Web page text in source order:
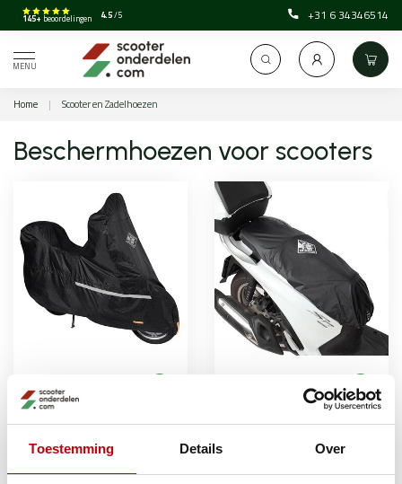
Toestemming Details Over
145+ beoordelingen 4.5/5 +31 6 34346514
MENU
Home | Scooter en Zadelhoezen
Beschermhoezen voor scooters